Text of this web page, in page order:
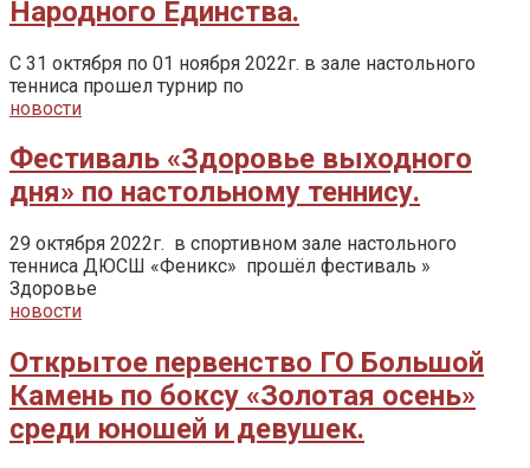
Народного Единства.
С 31 октября по 01 ноября 2022г. в зале настольного
тенниса прошел турнир по
новости
Фестиваль «Здоровье выходного
дня» по настольному теннису.
29 октября 2022г. в спортивном зале настольного
тенниса ДЮСШ «Феникс» прошёл фестиваль »
Здоровье
новости
Открытое первенство ГО Большой
Камень по боксу «Золотая осень»
среди юношей и девушек.